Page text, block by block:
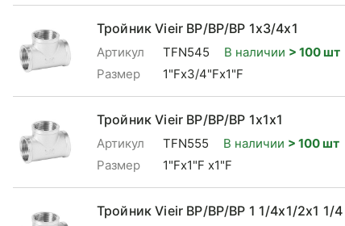
Тройник Vieir ВР/ВР/ВР 1x3/4x1
Артикул TFN545 В наличии > 100 шт
Размер
1"Fx3/4"Fx1"F
Тройник Vieir ВР/ВР/ВР 1x1x1
Артикул TFN555 В наличии > 100 шт
Размер
1"Fx1"F x1"F
Тройник Vieir ВР/ВР/ВР 1 1/4x1/2x1 1/4